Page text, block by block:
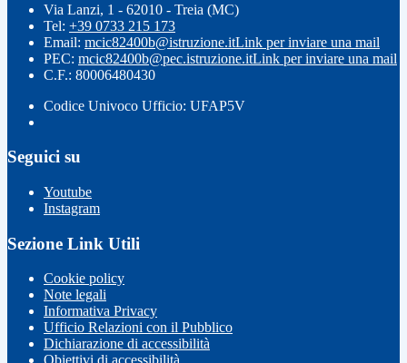
Via Lanzi, 1 - 62010 - Treia (MC)
Tel: +39 0733 215 173
Email: mcic82400b@istruzione.itLink per inviare una mail
PEC: mcic82400b@pec.istruzione.itLink per inviare una mail
C.F.: 80006480430
Codice Univoco Ufficio: UFAP5V
Seguici su
Youtube
Instagram
Sezione Link Utili
Cookie policy
Note legali
Informativa Privacy
Ufficio Relazioni con il Pubblico
Dichiarazione di accessibilità